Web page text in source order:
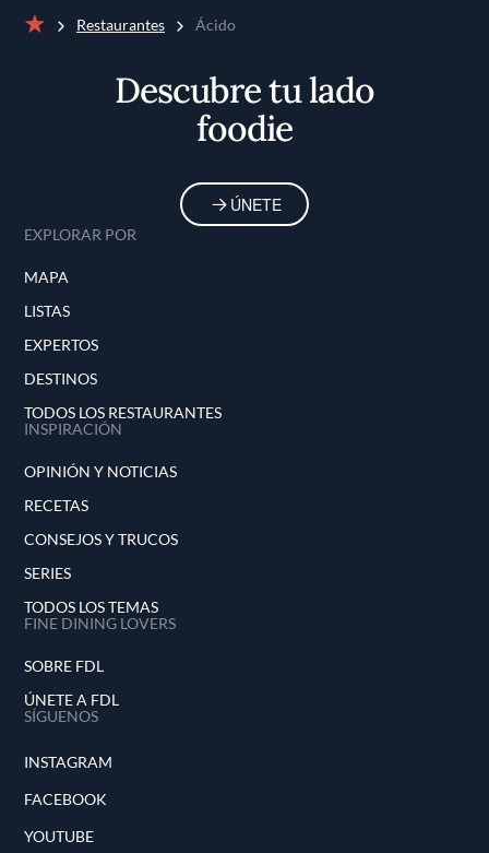
Restaurantes Ácido
Descubre tu lado
foodie
ÚNETE
EXPLORAR POR
MAPA
LISTAS
EXPERTOS
DESTINOS
TODOS LOS RESTAURANTES
INSPIRACIÓN
OPINIÓN Y NOTICIAS
RECETAS
CONSEJOS Y TRUCOS
SERIES
TODOS LOS TEMAS
FINE DINING LOVERS
SOBRE FDL
ÚNETE A FDL
SÍGUENOS
INSTAGRAM
FACEBOOK
YOUTUBE